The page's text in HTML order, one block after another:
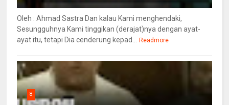
Oleh : Ahmad Sastra Dan kalau Kami menghendaki,
Sesungguhnya Kami tinggikan (derajat)nya dengan ayat-
ayat itu, tetapi Dia cenderung kepad...
Readmore
8